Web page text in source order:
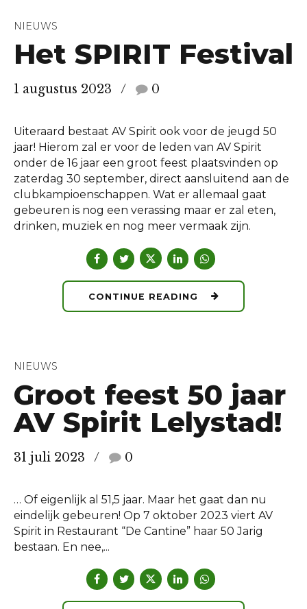
NIEUWS
Het SPIRIT Festival
1 augustus 2023 0
Uiteraard bestaat AV Spirit ook voor de jeugd 50
jaar! Hierom zal er voor de leden van AV Spirit
onder de 16 jaar een groot feest plaatsvinden op
zaterdag 30 september, direct aansluitend aan de
clubkampioenschappen. Wat er allemaal gaat
gebeuren is nog een verassing maar er zal eten,
drinken, muziek en nog meer vermaak zijn.
CONTINUE READING
NIEUWS
Groot feest 50 jaar
AV Spirit Lelystad!
31 juli 2023 0
… Of eigenlijk al 51,5 jaar. Maar het gaat dan nu
eindelijk gebeuren! Op 7 oktober 2023 viert AV
Spirit in Restaurant “De Cantine” haar 50 Jarig
bestaan. En nee,...